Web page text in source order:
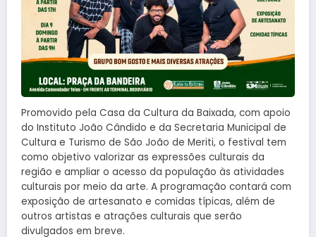
Promovido pela Casa da Cultura da Baixada, com apoio
do Instituto João Cândido e da Secretaria Municipal de
Cultura e Turismo de São João de Meriti, o festival tem
como objetivo valorizar as expressões culturais da
região e ampliar o acesso da população às atividades
culturais por meio da arte. A programação contará com
exposição de artesanato e comidas típicas, além de
outros artistas e atrações culturais que serão
divulgados em breve.